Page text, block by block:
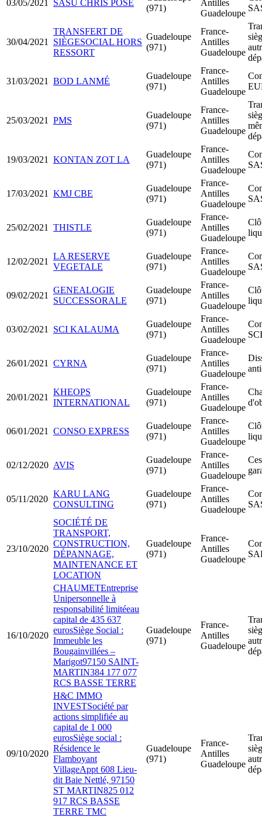
03/05/2021 SASU CHRIS POSE
(971)
Antilles
Guadeloupe
30/04/2021
TRANSFERT DE
SIÈGESOCIAL HORS
RESSORT
Guadeloupe
(971)
France-
Antilles
Guadeloupe
31/03/2021 BOD LANMÉ
Guadeloupe
(971)
France-
Antilles
Guadeloupe
25/03/2021 PMS
Guadeloupe
(971)
France-
Antilles
Guadeloupe
19/03/2021 KONTAN ZOT LA
Guadeloupe
(971)
France-
Antilles
Guadeloupe
17/03/2021 KMJ CBE
Guadeloupe
(971)
France-
Antilles
Guadeloupe
25/02/2021 THISTLE
Guadeloupe
(971)
France-
Antilles
Guadeloupe
12/02/2021
LA RESERVE
VEGETALE
Guadeloupe
(971)
France-
Antilles
Guadeloupe
09/02/2021
GENEALOGIE
SUCCESSORALE
Guadeloupe
(971)
France-
Antilles
Guadeloupe
03/02/2021 SCI KALAUMA
Guadeloupe
(971)
France-
Antilles
Guadeloupe
SCI
26/01/2021 CYRNA
Guadeloupe
(971)
France-
Antilles
Guadeloupe
20/01/2021
KHEOPS
INTERNATIONAL
Guadeloupe
(971)
France-
Antilles
Guadeloupe
06/01/2021 CONSO EXPRESS
Guadeloupe
(971)
France-
Antilles
Guadeloupe
02/12/2020 AVIS
Guadeloupe
(971)
France-
Antilles
Guadeloupe
05/11/2020
KARU LANG
CONSULTING
Guadeloupe
(971)
France-
Antilles
Guadeloupe
23/10/2020
SOCIÉTÉ DE
TRANSPORT,
CONSTRUCTION,
DÉPANNAGE,
MAINTENANCE ET
LOCATION
Guadeloupe
(971)
France-
Antilles
Guadeloupe
16/10/2020
CHAUMETEntreprise
Unipersonnelle à
responsabilité limitéeau
capital de 435 637
eurosSiège Social :
Immeuble les
Bougainvillées –
Marigot97150 SAINT-
MARTIN384 177 077
RCS BASSE TERRE
Guadeloupe
(971)
France-
Antilles
Guadeloupe
09/10/2020
H&C IMMO
INVESTSociété par
actions simplifiée au
capital de 1 000
eurosSiège social :
Résidence le
Flamboyant
VillageAppt 608 Lieu-
dit Baie Nettlé, 97150
ST MARTIN825 012
917 RCS BASSE
TERRE TMC
Guadeloupe
(971)
France-
Antilles
Guadeloupe